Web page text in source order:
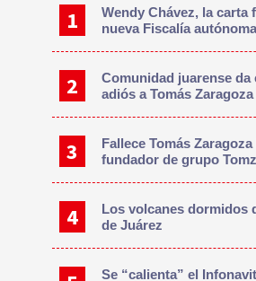
Wendy Chávez, la carta
nueva Fiscalía autónoma
Comunidad juarense da
adiós a Tomás Zaragoza
Fallece Tomás
fundador de grupo
Los volcanes dormidos
de Juárez
Se “calienta” el